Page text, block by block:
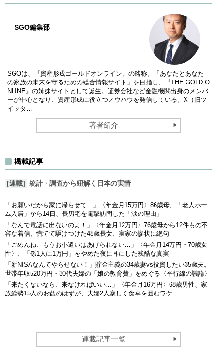
SGO編集部
SGOは、『資産形成ゴールドオンライン』の略称。「あなたとあなた
の家族の未来を守るための総合情報サイト」を目指し、『THE GOLD O
NLINE』の姉妹サイトとして誕生。証券会社など金融機関出身のメンバ
ーが中心となり、資産形成に役立つノウハウを発信している。X（旧ツ
イッタ…
著者紹介
揭載記事
[連載] 統計・調査から紐解く日本の実情
「お願いだから家に帰らせて…」〈年金月15万円〉86歳母、「老人ホー
ム入居」から14日、長男宅を電撃訪問した「涙の理由」
「なんで電話に出ないのよ！」〈年金月12万円〉76歳母から12件もの不
審な着信。慌てて駆けつけた48歳長女、実家の惨状に絶句
「ごめんね、もうお小遣いはあげられない…」〈年金月14万円・70歳女
性〉、「孫1人に1万円」をやめた夜に耳にした残酷な真実
「新NISAなんてやらせない！」貯金主義の34歳妻vs投資したい35歳夫。
世帯年収520万円・30代夫婦の「娘の教育費」をめぐる〈平行線の議論〉
「来たくないなら、来なければいい…」〈年金月16万円〉68歳男性、家
族総勢15人のお盆のはずが、夫婦2人寂しく食卓を囲むワケ
連載記事一覧